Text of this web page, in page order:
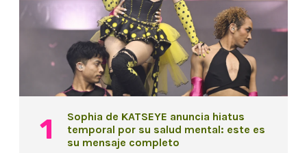
Sophia de KATSEYE anuncia hiatus
temporal por su salud mental: este es
su mensaje completo